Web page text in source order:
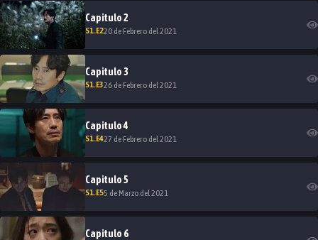
Capitulo2
S1.E220 de Febrero del 2021
Capitulo3
S1.E326 de Febrero del 2021
Capitulo4
S1.E427 de Febrero del 2021
Capitulo5
S1.E55 de Marzo del 2021
Capitulo 6